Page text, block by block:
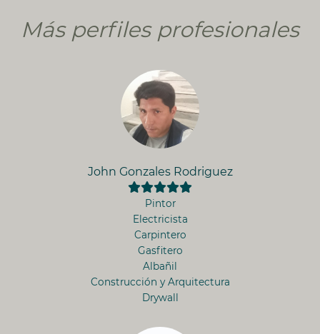
Más perfiles profesionales
John Gonzales Rodriguez
Pintor
Electricista
Carpintero
Gasfitero
Albañil
Construcción y Arquitectura
Drywall